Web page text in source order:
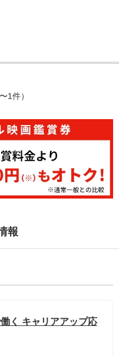
1件）
報
く キャリアアップ応